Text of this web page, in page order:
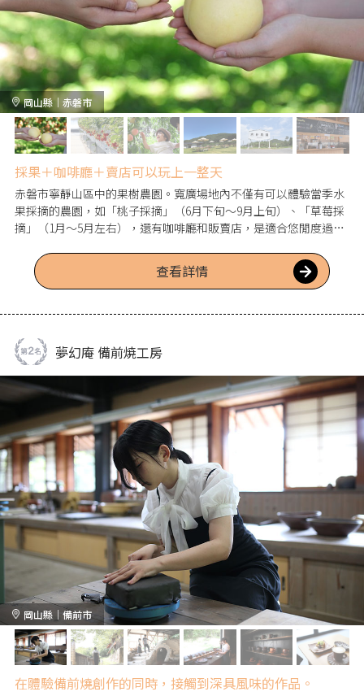
岡山縣｜赤磐市
採果＋咖啡廳＋賣店可以玩上一整天
赤磐市寧靜山區中的果樹農園。寬廣場地內不僅有可以體驗當季水
果採摘的農園，如「桃子採摘」（6月下旬～9月上旬）、「草莓採
摘」（1月～5月左右），還有咖啡廳和販賣店，是適合悠閒度過一
在園內廣闊的草地上或咖啡廳內的內用區都能享用。販賣店販售的
當季水果及使用水果製作的果醬、點心等作為伴手禮也相當受歡
查看詳情
岡山縣｜備前市
夢幻庵 備前焼工房
在體驗備前燒創作的同時，接觸到深具風味的作品。